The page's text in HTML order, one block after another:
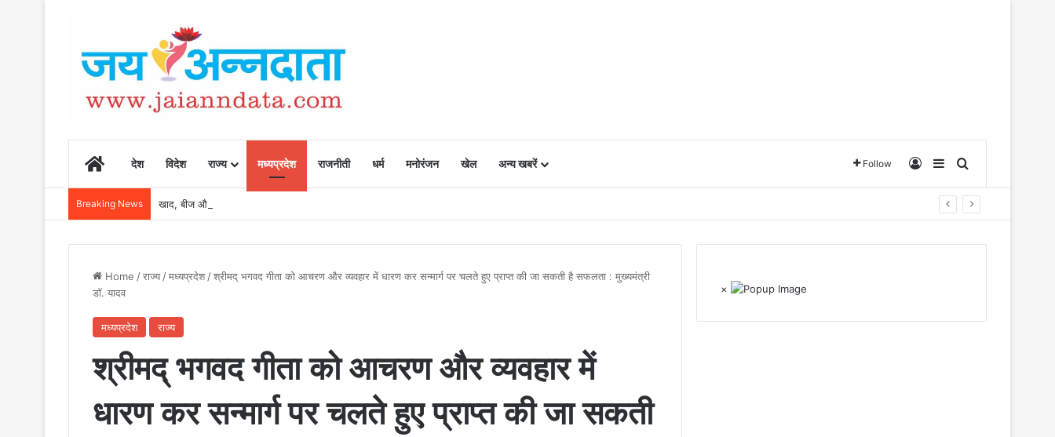
Homeदेश विदेश राज्य मध्यप्रदेश राजनीती धर्म मनोरंजन खेल अन्य खबरें Follow Log InSidebarSearch for
Breaking News खाद, बीज और उर्वरकों की समय पर उपलब्धता से किसानों में उत्साह, नैनो डीएपी और नैनो यूरिया बने किसानों के भरोसेमंद कृषि साथी…..
Home /राज्य/मध्यप्रदेश/श्रीमद् भगवद गीता को आचरण और व्यवहार में धारण कर सन्मार्ग पर चलते हुए प्राप्त की जा सकती है सफलता : मुख्यमंत्री
डॉ. यादव
मध्यप्रदेश राज्य
श्रीमद् भगवद गीता को आचरण और व्यवहार में
धारण कर सन्मार्ग पर चलते हुए प्राप्त की जा सकती
×